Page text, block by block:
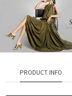
PRODUCT INFO